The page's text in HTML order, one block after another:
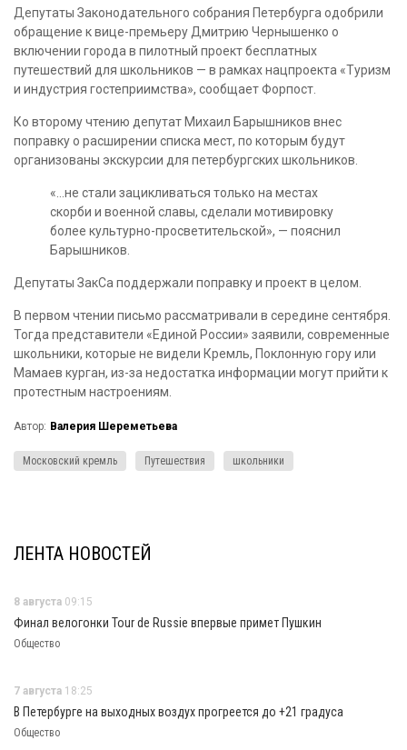
Депутаты Законодательного собрания Петербурга одобрили
обращение к вице-премьеру Дмитрию Чернышенко о
включении города в пилотный проект бесплатных
путешествий для школьников — в рамках нацпроекта «Туризм
и индустрия гостеприимства», сообщает Форпост.
Ко второму чтению депутат Михаил Барышников внес
поправку о расширении списка мест, по которым будут
организованы экскурсии для петербургских школьников.
«…не стали зацикливаться только на местах
скорби и военной славы, сделали мотивировку
более культурно-просветительской», — пояснил
Барышников.
Депутаты ЗакСа поддержали поправку и проект в целом.
В первом чтении письмо рассматривали в середине сентября.
Тогда представители «Единой России» заявили, современные
школьники, которые не видели Кремль, Поклонную гору или
Мамаев курган, из-за недостатка информации могут прийти к
протестным настроениям.
Автор: Валерия Шереметьева
Московский кремль Путешествия школьники
ЛЕНТА НОВОСТЕЙ
8 августа 09:15
Финал велогонки Tour de Russie впервые примет Пушкин
Общество
7 августа 18:25
В Петербурге на выходных воздух прогреется до +21 градуса
Общество